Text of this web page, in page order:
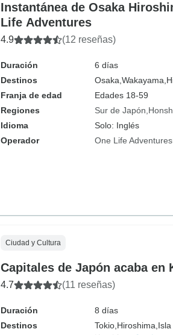
Instantánea de Osaka
Life Adventures
4.9 (12 reseñas)
Duración
6 días
Destinos
Osaka, Wakayama,
Franja de edad
Edades 18-59
Regiones
Sur de Japón
Idioma
Solo: Inglés
Operador
One Life Adventures
Ciudad y Cultura
Capitales de Japón acaba en
4.7 (11 reseñas)
Duración
8 días
Destinos
Tokio, Hiroshima, Isla